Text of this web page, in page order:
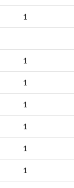
1
1
1
1
1
1
1